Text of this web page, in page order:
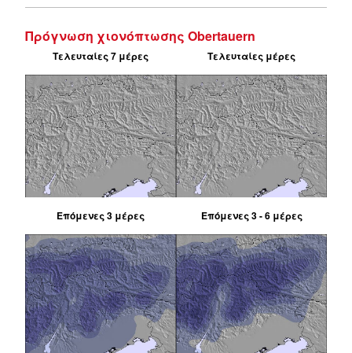
Πρόγνωση χιονόπτωσης Obertauern
Τελευταίες 7 μέρες Τελευταίες μέρες
Επόμενες 3 μέρες Επόμενες 3 - 6 μέρες